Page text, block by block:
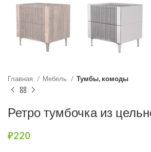
Главная Мебель Тумбы, комоды
Ретро тумбочка из
₽220